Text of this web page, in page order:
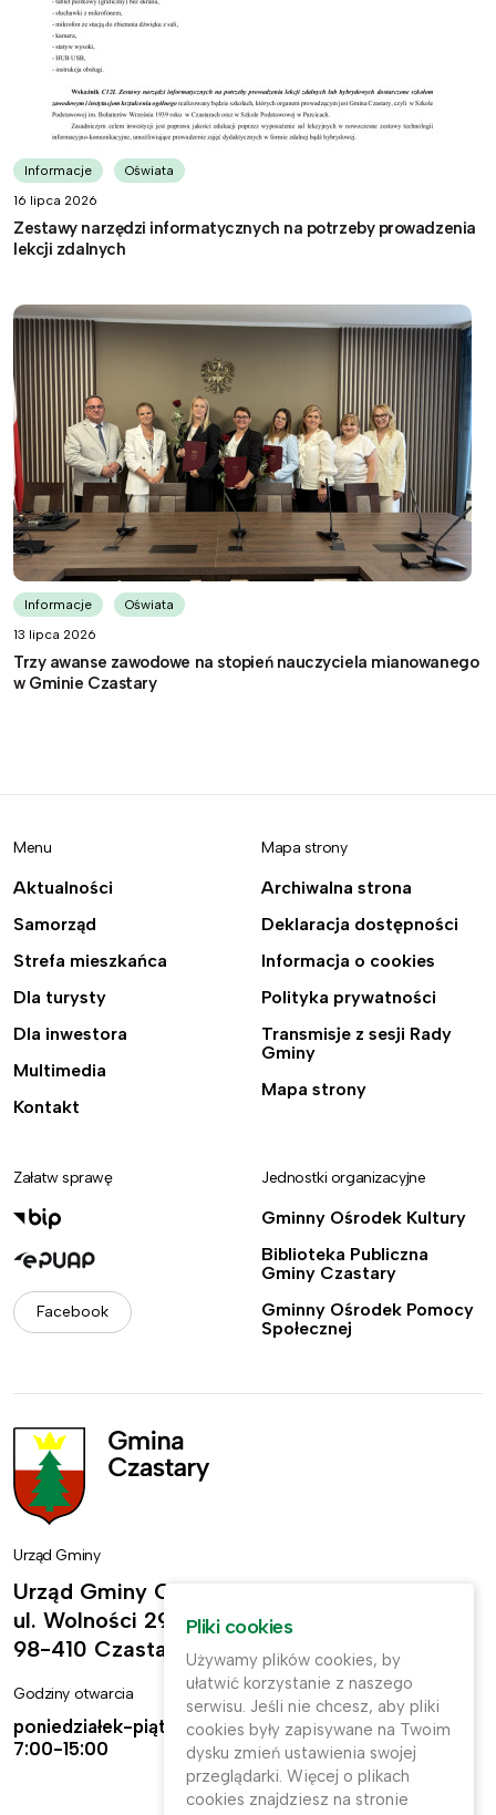
Informacje
Oświata
16 lipca 2026
Zestawy narzędzi informatycznych na potrzeby prowadzenia
lekcji zdalnych
Informacje
Oświata
13 lipca 2026
Trzy awanse zawodowe na stopień nauczyciela mianowanego
w Gminie Czastary
Menu
Aktualności
Samorząd
Strefa mieszkańca
Dla turysty
Dla inwestora
Multimedia
Kontakt
Mapa strony
Archiwalna strona
Deklaracja dostępności
Informacja o cookies
Polityka prywatności
Transmisje z sesji Rady
Gminy
Mapa strony
Załatw sprawę
Facebook
Jednostki organizacyjne
Gminny Ośrodek Kultury
Biblioteka Publiczna
Gminy Czastary
Gminny Ośrodek Pomocy
Społecznej
Urząd Gminy
Urząd Gminy Czastary
ul. Wolności 29,
98-410 Czastary
Godziny otwarcia
poniedziałek-piątek:
7:00-15:00
Kontakt
ug@czastary.pl
(62) 784-31-11
Pliki cookies
Używamy plików cookies, by
ułatwić korzystanie z naszego
serwisu. Jeśli nie chcesz, aby pliki
cookies były zapisywane na Twoim
dysku zmień ustawienia swojej
przeglądarki. Więcej o plikach
cookies znajdziesz na stronie